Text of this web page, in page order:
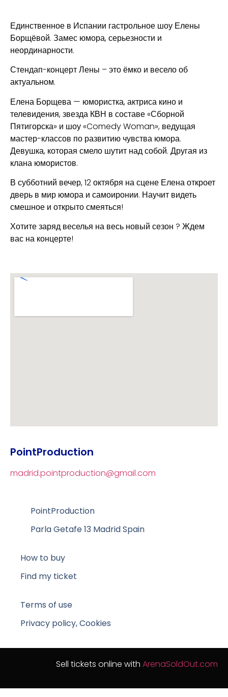
Единственное в Испании гастрольное шоу Елены
Борщёвой. Замес юмора, серьезности и
неординарности.
Стендап-концерт Лены – это ёмко и весело об
актуальном.
Елена Борщева — юмористка, актриса кино и
телевидения, звезда КВН в составе «Сборной
Пятигорска» и шоу «Comedy Woman», ведущая
мастер-классов по развитию чувства юмора.
Девушка, которая смело шутит над собой. Другая из
клана юмористов.
В субботний вечер, 12 октября на сцене Елена откроет
дверь в мир юмора и самоиронии. Научит видеть
смешное и открыто смеяться!
Хотите заряд веселья на весь новый сезон ? Ждем
вас на концерте!
PointProduction
madrid.pointproduction@gmail.com
PointProduction
Parla Getafe 13 Madrid Spain
How to buy
Find my ticket
Terms of use
Privacy policy, Cookies
Sell tickets online with ArenaSoldOut.com